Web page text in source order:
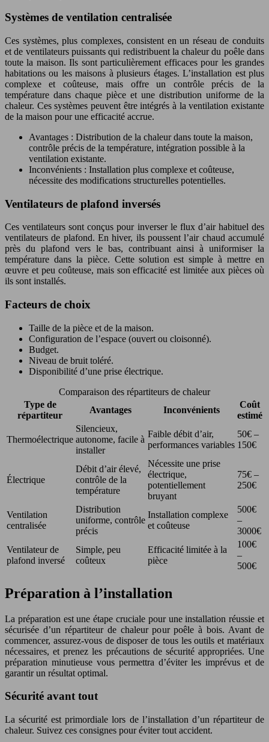
Systèmes de ventilation centralisée
Ces systèmes, plus complexes, consistent en un réseau de conduits
et de ventilateurs puissants qui redistribuent la chaleur du poêle dans
toute la maison. Ils sont particulièrement efficaces pour les grandes
habitations ou les maisons à plusieurs étages. L’installation est plus
complexe et coûteuse, mais offre un contrôle précis de la
température dans chaque pièce et une distribution uniforme de la
chaleur. Ces systèmes peuvent être intégrés à la ventilation existante
de la maison pour une efficacité accrue.
Avantages : Distribution de la chaleur dans toute la maison,
contrôle précis de la température, intégration possible à la
ventilation existante.
Inconvénients : Installation plus complexe et coûteuse,
nécessite des modifications structurelles potentielles.
Ventilateurs de plafond inversés
Ces ventilateurs sont conçus pour inverser le flux d’air habituel des
ventilateurs de plafond. En hiver, ils poussent l’air chaud accumulé
près du plafond vers le bas, contribuant ainsi à uniformiser la
température dans la pièce. Cette solution est simple à mettre en
œuvre et peu coûteuse, mais son efficacité est limitée aux pièces où
ils sont installés.
Facteurs de choix
Taille de la pièce et de la maison.
Configuration de l’espace (ouvert ou cloisonné).
Budget.
Niveau de bruit toléré.
Disponibilité d’une prise électrique.
Comparaison des répartiteurs de chaleur
Type de
répartiteur
Avantages Inconvénients
Coût
estimé
Thermoélectrique
Silencieux,
autonome, facile à
installer
Faible débit d’air,
performances variables
50€ –
150€
Électrique
Débit d’air élevé,
contrôle de la
température
Nécessite une prise
électrique,
potentiellement
bruyant
75€ –
250€
Ventilation
centralisée
Distribution
uniforme, contrôle
précis
Installation complexe
et coûteuse
500€
–
3000€
Ventilateur de
plafond inversé
Simple, peu
coûteux
Efficacité limitée à la
pièce
100€
–
500€
Préparation à l’installation
La préparation est une étape cruciale pour une installation réussie et
sécurisée d’un répartiteur de chaleur pour poêle à bois. Avant de
commencer, assurez-vous de disposer de tous les outils et matériaux
nécessaires, et prenez les précautions de sécurité appropriées. Une
préparation minutieuse vous permettra d’éviter les imprévus et de
garantir un résultat optimal.
Sécurité avant tout
La sécurité est primordiale lors de l’installation d’un répartiteur de
chaleur. Suivez ces consignes pour éviter tout accident.